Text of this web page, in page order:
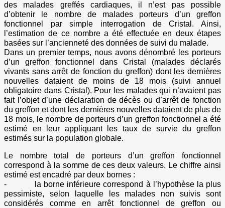
des malades greffés cardiaques, il n’est pas possible
d’obtenir le nombre de malades porteurs d’un greffon
fonctionnel par simple interrogation de Cristal. Ainsi,
l’estimation de ce nombre a été effectuée en deux étapes
basées sur l’ancienneté des données de suivi du malade.
Dans un premier temps, nous avons dénombré les porteurs
d’un greffon fonctionnel dans Cristal (malades déclarés
vivants sans arrêt de fonction du greffon) dont les dernières
nouvelles dataient de moins de 18 mois (suivi annuel
obligatoire dans Cristal). Pour les malades qui n’avaient pas
fait l’objet d’une déclaration de décès ou d’arrêt de fonction
du greffon et dont les dernières nouvelles dataient de plus de
18 mois, le nombre de porteurs d’un greffon fonctionnel a été
estimé en leur appliquant les taux de survie du greffon
estimés sur la population globale.
Le nombre total de porteurs d’un greffon fonctionnel
correspond à la somme de ces deux valeurs. Le chiffre ainsi
estimé est encadré par deux bornes :
- la borne inférieure correspond à l’hypothèse la plus
pessimiste, selon laquelle les malades non suivis sont
considérés comme en arrêt fonctionnel de greffon ou